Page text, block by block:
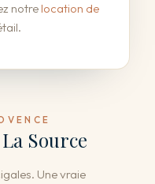
notre location de
Source
Une vraie